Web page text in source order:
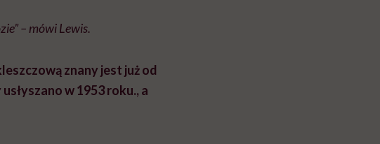
– mówi Lewis.
znany jest już od
w 1953 roku., a